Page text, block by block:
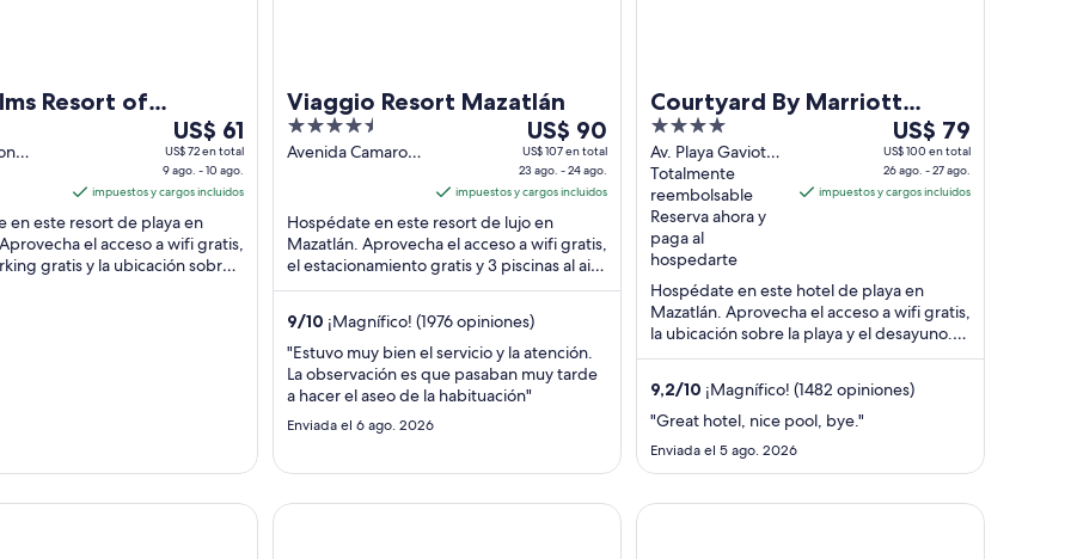
Resort of
Del
9
ago
al
10
ago,
el
US$ 61
US$ 72 en total
9 ago. - 10 ago.
impuestos y cargos incluidos
en este resort de playa en
el acceso a wifi gratis,
gratis y la ubicación sobre
Viaggio Resort Mazatlán
4.5
out
Avenida Camaron
Del
23
ago
al
24
ago,
el
por
noche
es
de
US$ 90
US$ 107 en total
23 ago. - 24 ago.
impuestos y cargos incluidos
Hospédate en este resort de lujo en
Mazatlán. Aprovecha el acceso a wifi gratis,
el estacionamiento gratis y 3 piscinas al aire
libre. Nuestros huéspedes destacan ...
9/10 ¡Magnífico! (1976 opiniones)
"Estuvo muy bien el servicio y la atención.
La observación es que pasaban muy tarde
a hacer el aseo de la habituación"
Enviada el 6 ago. 2026
Courtyard By Marriott
Mazatlan Beach Resort
4
out
of
5
Av. Playa Gaviotas
214 Mazatlán
Sinaloa
Totalmente
reembolsable
Reserva ahora y
paga al
hospedarte
Del
26
ago
al
precio
por
noche
es
de
US$ 79
US$ 100 en total
26 ago. - 27 ago.
impuestos y cargos incluidos
Hospédate en este hotel de playa en
Mazatlán. Aprovecha el acceso a wifi gratis,
la ubicación sobre la playa y el desayuno.
Nuestros huéspedes destacan la atención
9,2/10 ¡Magnífico! (1482 opiniones)
"Great hotel, nice pool, bye."
Enviada el 5 ago. 2026
Resort Mazatlan by IHG DoubleTree by Hilton Mazatlan Sunset Palace Beach Hotel - All Inclusive